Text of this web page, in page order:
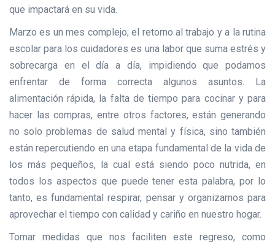
que impactará en su vida.
Marzo es un mes complejo; el retorno al trabajo y a la rutina
escolar para los cuidadores es una labor que suma estrés y
sobrecarga en el día a día, impidiendo que podamos
enfrentar de forma correcta algunos asuntos. La
alimentación rápida, la falta de tiempo para cocinar y para
hacer las compras, entre otros factores, están generando
no solo problemas de salud mental y física, sino también
están repercutiendo en una etapa fundamental de la vida de
los más pequeños, la cual está siendo poco nutrida, en
todos los aspectos que puede tener esta palabra, por lo
tanto, es fundamental respirar, pensar y organizarnos para
aprovechar el tiempo con calidad y cariño en nuestro hogar.
Tomar medidas que nos faciliten este regreso, como